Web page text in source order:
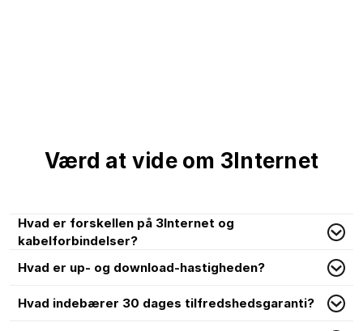
Værd at vide om 3Internet
Hvad er forskellen på 3Internet og
kabelforbindelser?
Hvad er up- og download-hastigheden?
Hvad indebærer 30 dages tilfredshedsgaranti?